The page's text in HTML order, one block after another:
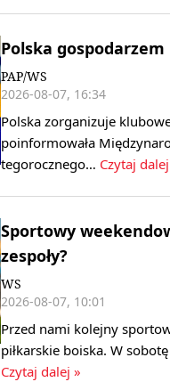
Polska
PAP/WS
2026-08-07, 16:34
Polska zorganizuje
poinformowała
tegorocznego… Czytaj
Sportowy
zespoły?
WS
2026-08-07, 10:01
Przed nami kolejny
piłkarskie boiska. W
Czytaj dalej »